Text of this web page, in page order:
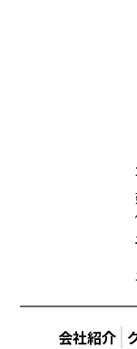
会社紹介